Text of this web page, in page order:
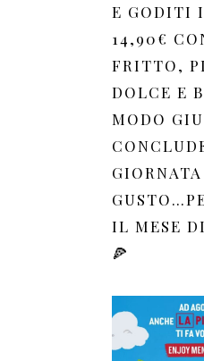
E GODITI
14,90€
FRITTO,
DOLCE E
MODO
IL MESE
🍕